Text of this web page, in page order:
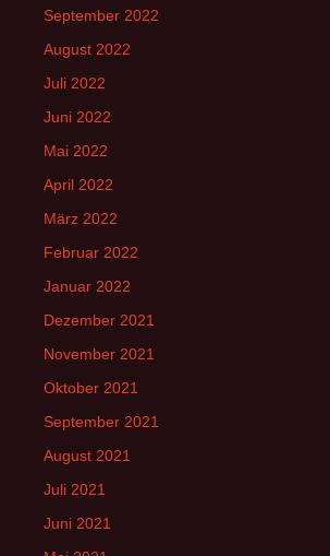
September 2022
August 2022
Juli 2022
Juni 2022
Mai 2022
April 2022
März 2022
Februar 2022
Januar 2022
Dezember 2021
November 2021
Oktober 2021
September 2021
August 2021
Juli 2021
Juni 2021